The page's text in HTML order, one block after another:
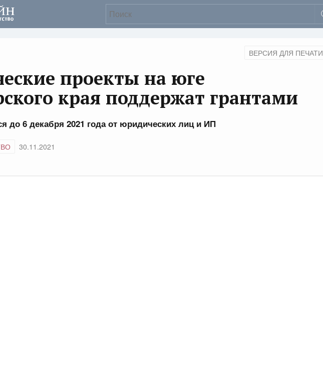
ВЕРСИЯ ДЛЯ ПЕЧАТИ
проекты на юге
края поддержат грантами
до 6 декабря 2021 года от юридических лиц и ИП
30.11.2021